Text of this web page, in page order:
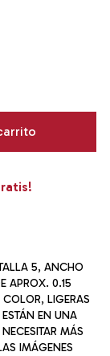
5, ANCHO
APROX. 0.15
LIGERAS
EN UNA
MÁS
IMÁGENES